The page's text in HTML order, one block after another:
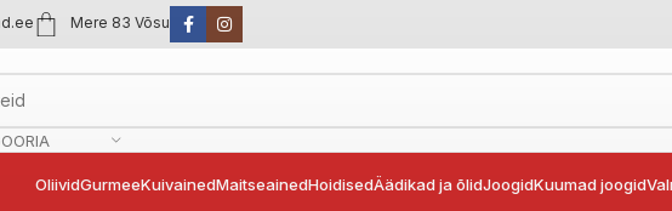
Mere 83 Võsu
OliividGurmeeKuivainedMaitseainedHoidisedÄädikad ja õlidJoogidKuumad joogid